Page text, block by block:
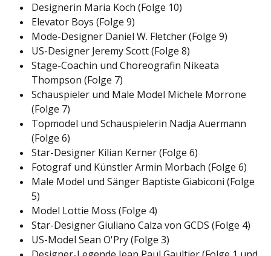
Designerin Maria Koch (Folge 10)
Elevator Boys (Folge 9)
Mode-Designer Daniel W. Fletcher (Folge 9)
US-Designer Jeremy Scott (Folge 8)
Stage-Coachin und Choreografin Nikeata
Thompson (Folge 7)
Schauspieler und Male Model Michele Morrone
(Folge 7)
Topmodel und Schauspielerin Nadja Auermann
(Folge 6)
Star-Designer Kilian Kerner (Folge 6)
Fotograf und Künstler Armin Morbach (Folge 6)
Male Model und Sänger Baptiste Giabiconi (Folge
5)
Model Lottie Moss (Folge 4)
Star-Designer Giuliano Calza von GCDS (Folge 4)
US-Model Sean O'Pry (Folge 3)